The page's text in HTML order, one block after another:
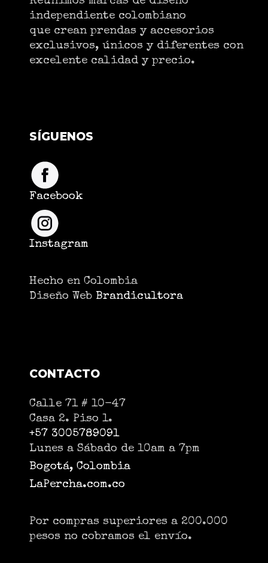
independiente colombiano
que crean prendas y accesorios
exclusivos, únicos y diferentes con
excelente calidad y precio.
SÍGUENOS
Facebook
Instagram
Hecho en Colombia
Diseño Web Brandicultora
CONTACTO
Calle 71 # 10-47
Casa 2. Piso 1.
+57 3005789091
Lunes a Sábado de 10am a 7pm
Bogotá, Colombia
LaPercha.com.co
Por compras superiores a 200.000
pesos no cobramos el envío.